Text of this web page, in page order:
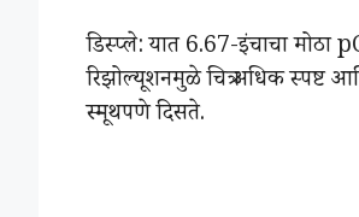
डिस्प्ले: यात 6.67-इंचाचा
रिझोल्यूशनमुळे चित्र अधिक स्पष्ट
स्मूथपणे दिसते.